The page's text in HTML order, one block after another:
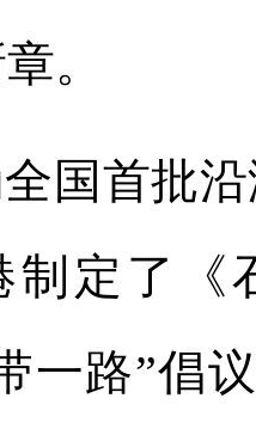
。
国首批
制定了《
一路”倡